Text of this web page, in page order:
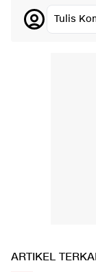
Tulis
ARTIKEL